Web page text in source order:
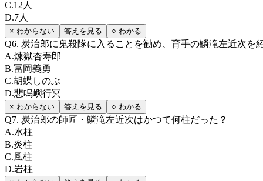
C.12人
D.7人
× わからない 答えを見る ○ わかる
Q6. 炭治郎に鬼殺隊に入ることを勧め、育手の鱗滝左近次を
A.煉獄杏寿郎
B.冨岡義勇
C.胡蝶しのぶ
D.悲鳴嶼行冥
× わからない 答えを見る ○ わかる
Q7. 炭治郎の師匠・鱗滝左近次はかつて何柱だった？
A.水柱
B.炎柱
C.風柱
D.岩柱